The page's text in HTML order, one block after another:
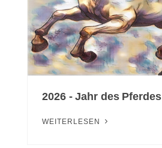
2026 - Jahr des Pferdes
WEITERLESEN